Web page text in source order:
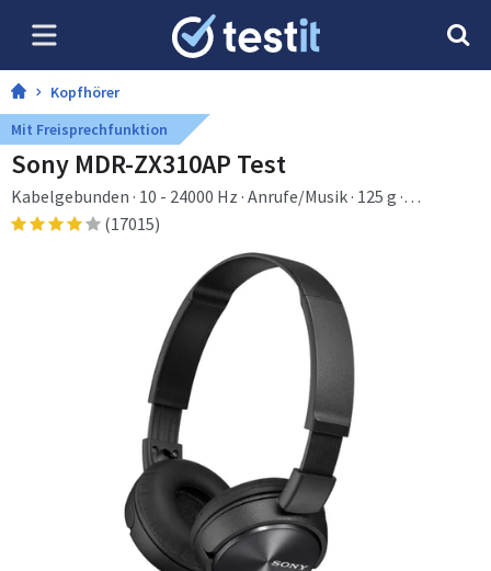
Kopfhörer
Mit Freisprechfunktion
Sony MDR-ZX310AP Test
Kabelgebunden · 10 - 24000 Hz · Anrufe/Musik · 125 g ·
Kopfhörer
(17015)